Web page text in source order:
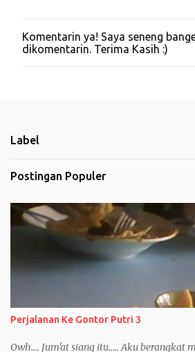
P
o
o
n
a
r
Komentarin ya! Saya seneng
dikomentarin. Terima Kasih :)
Label
Postingan Populer
Perjalanan Ke Gontor Putri 3
Owh.... Jum'at siang itu..... Aku berangkat